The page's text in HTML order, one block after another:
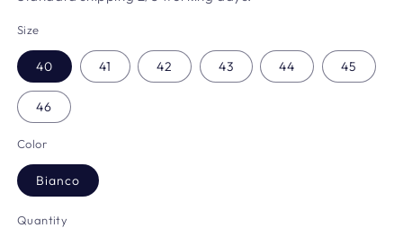
Size
40 41 42 43 44 45
46
Color
Bianco
Quantity